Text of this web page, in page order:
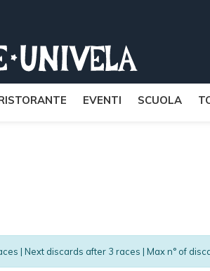
EVENTI SCUOLA
| Next discards after 3 races | Max n° of